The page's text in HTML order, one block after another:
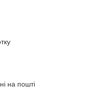
на пошті